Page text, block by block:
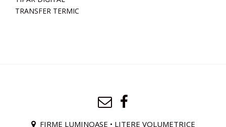
TRANSFER TERMIC
FIRME LUMINOASE • LITERE VOLUMETRICE